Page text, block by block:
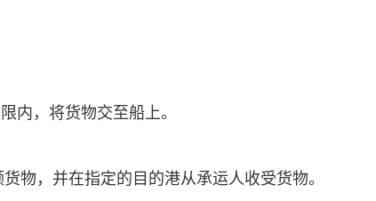
，将货物交至船上。
，并在指定的目的港从承运人收受货物。